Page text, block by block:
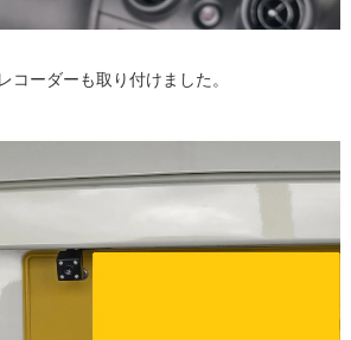
コーダーも取り付けました。